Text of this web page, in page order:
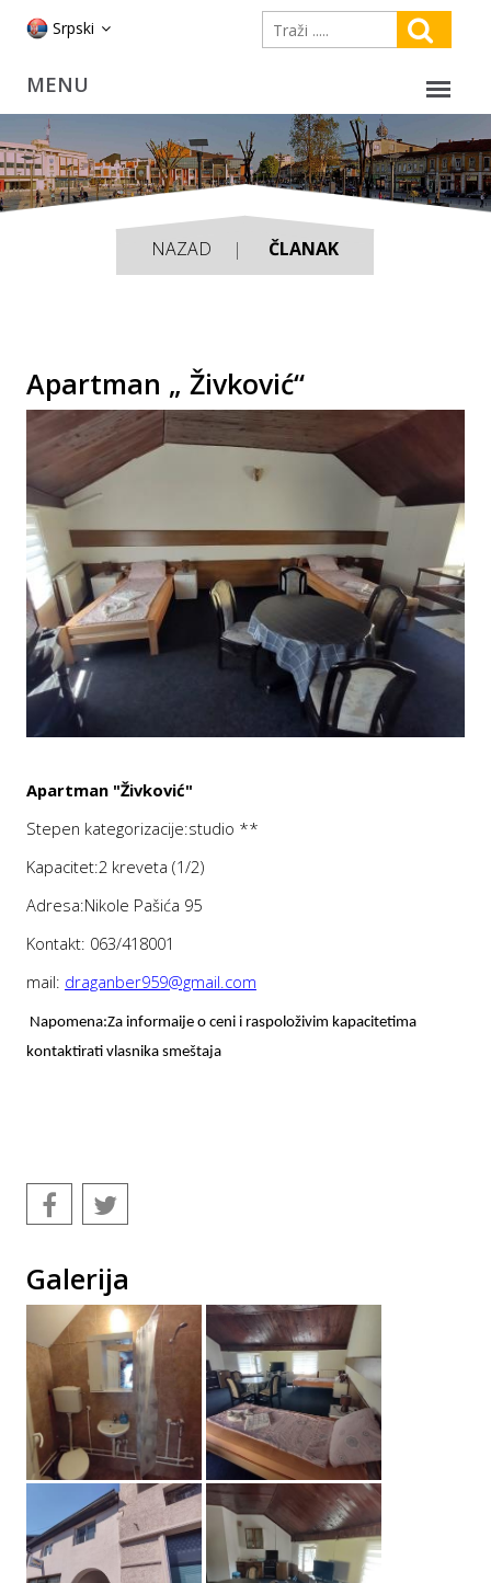
Srpski
NAZAD ČLANAK
Apartman „ Živković“
Apartman "Živković"
Stepen kategorizacije:studio **
Kapacitet:2 kreveta (1/2)
Adresa:Nikole Pašića 95
Kontakt: 063/418001
mail: draganber959@gmail.com
Napomena:Za informaije o ceni i raspoloživim kapacitetima
kontaktirati vlasnika smeštaja
Galerija